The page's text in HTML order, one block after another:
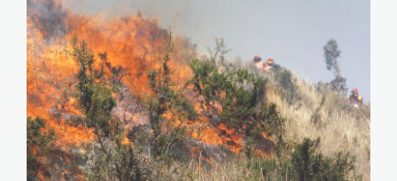
incendio-forestal-
andina